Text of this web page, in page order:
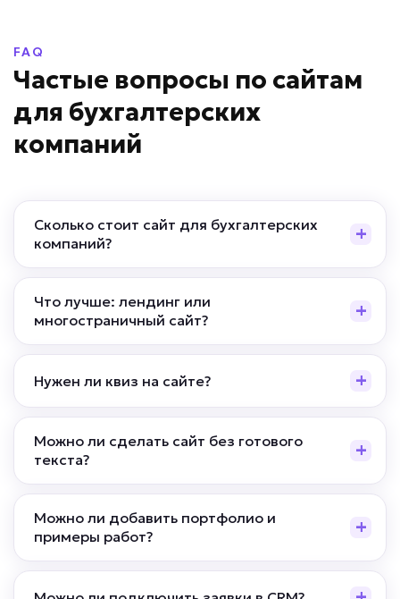
FAQ
Частые вопросы по сайтам
для бухгалтерских
компаний
Сколько стоит сайт для бухгалтерских
компаний?
Что лучше: лендинг или
многостраничный сайт?
Нужен ли квиз на сайте?
Можно ли сделать сайт без готового
текста?
Можно ли добавить портфолио и
примеры работ?